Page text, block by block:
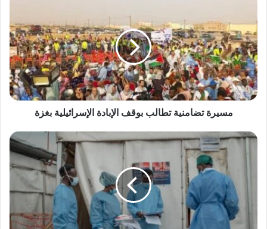
مسيرة تضامنية تطالب بوقف الإبادة الإسرائيلية بغزة